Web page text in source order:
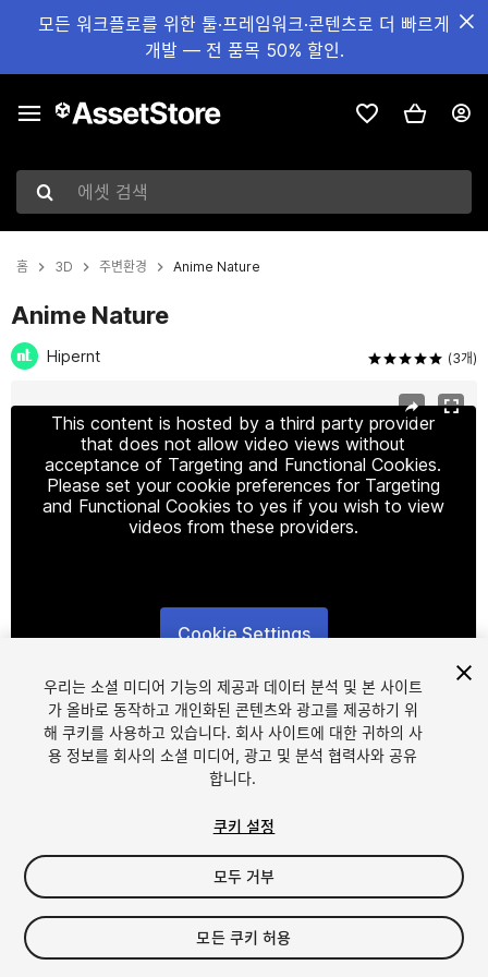
모든 워크플로를 위한 툴·프레임워크·콘텐츠로 더 빠르게
개발 — 전 품목 50% 할인.
에셋 검색
홈 3D 주변환경 Anime Nature
Anime Nature
Hipernt (3개)
This content is hosted by a third party provider
that does not allow video views without
acceptance of Targeting and Functional Cookies.
Please set your cookie preferences for Targeting
and Functional Cookies to yes if you wish to view
videos from these providers.
Cookie Settings
FREE
248viewsin the past week
우리는 소셜 미디어 기능의 제공과 데이터 분석 및 본 사이트
가 올바로 동작하고 개인화된 콘텐츠와 광고를 제공하기 위
해 쿠키를 사용하고 있습니다. 회사 사이트에 대한 귀하의 사
용 정보를 회사의 소셜 미디어, 광고 및 분석 협력사와 공유
합니다.
쿠키 설정
모두 거부
모든 쿠키 허용